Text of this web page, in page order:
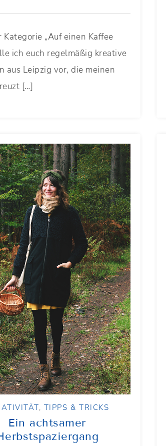
Kategorie „Auf einen Kaffee
ich euch regelmäßig kreative
aus Leipzig vor, die meinen
[…]
, TIPPS & TRICKS
Ein achtsamer